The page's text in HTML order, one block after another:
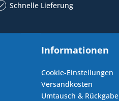
Schnelle Lieferung
Informationen
Cookie-Einstellungen
Versandkosten
Umtausch & Rückgabe